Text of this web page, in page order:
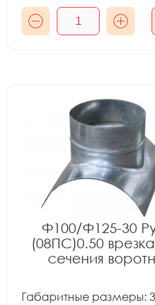
Ф100/Ф125-30
(08ПС)0.50
сечения
Габаритные размеры: